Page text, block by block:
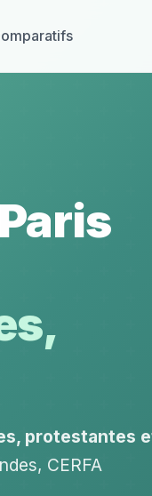
protestantes
CERFA